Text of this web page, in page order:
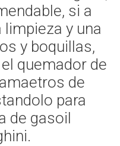
si a
y una
y boquillas,
quemador de
de
para
de gasoil